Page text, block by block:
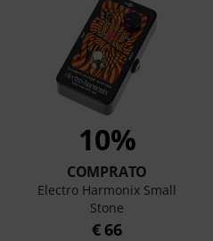
10%
COMPRATO
Electro Harmonix Small
Stone
€ 66